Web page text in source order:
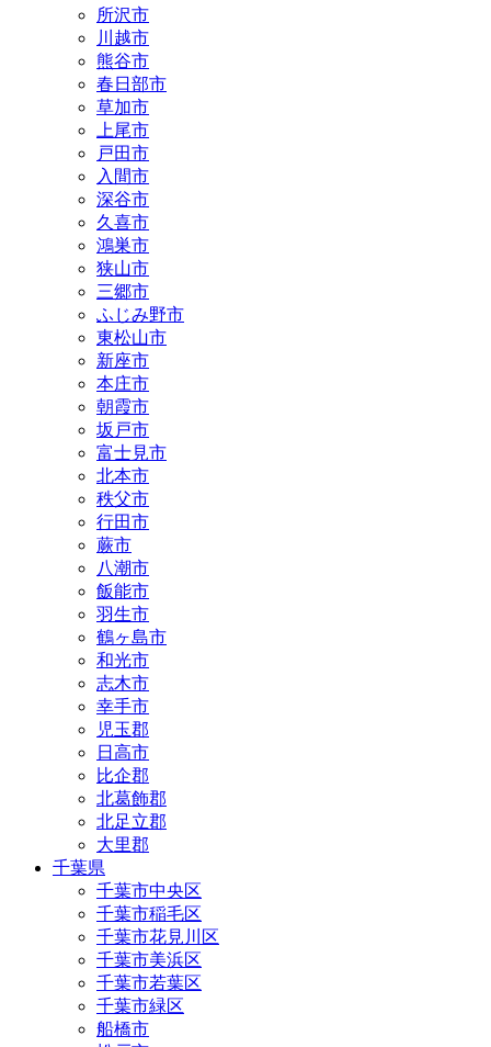
所沢市
川越市
熊谷市
春日部市
草加市
上尾市
戸田市
入間市
深谷市
久喜市
鴻巣市
狭山市
三郷市
ふじみ野市
東松山市
新座市
本庄市
朝霞市
坂戸市
富士見市
北本市
秩父市
行田市
蕨市
八潮市
飯能市
羽生市
鶴ヶ島市
和光市
志木市
幸手市
児玉郡
日高市
比企郡
北葛飾郡
北足立郡
大里郡
千葉県
千葉市中央区
千葉市稲毛区
千葉市花見川区
千葉市美浜区
千葉市若葉区
千葉市緑区
船橋市